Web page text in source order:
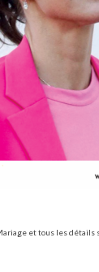
et tous les